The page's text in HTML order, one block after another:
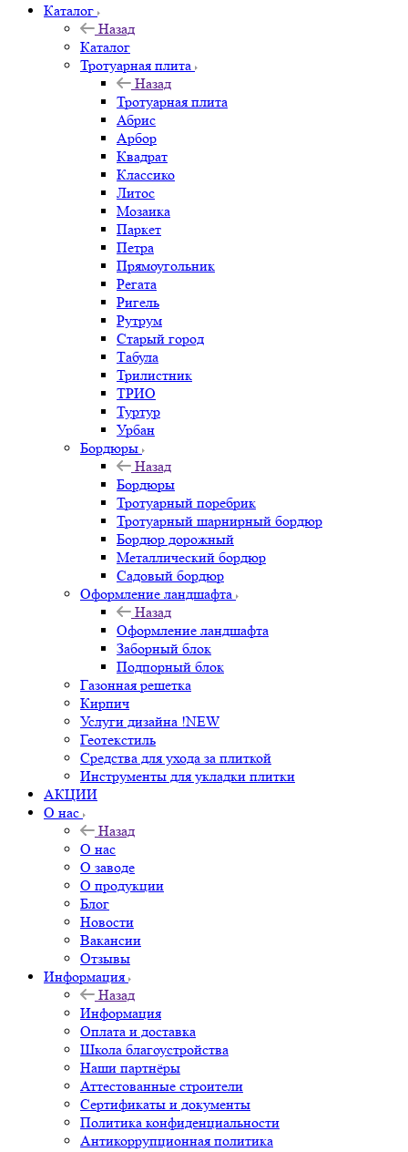
Каталог
Назад
Каталог
Тротуарная плита
Назад
Тротуарная плита
Абрис
Арбор
Квадрат
Классико
Литос
Мозаика
Паркет
Петра
Прямоугольник
Регата
Ригель
Рутрум
Старый город
Табула
Трилистник
ТРИО
Туртур
Урбан
Бордюры
Назад
Бордюры
Тротуарный поребрик
Тротуарный шарнирный бордюр
Бордюр дорожный
Металлический бордюр
Садовый бордюр
Оформление ландшафта
Назад
Оформление ландшафта
Заборный блок
Подпорный блок
Газонная решетка
Кирпич
Услуги дизайна !NEW
Геотекстиль
Средства для ухода за плиткой
Инструменты для укладки плитки
АКЦИИ
О нас
Назад
О нас
О заводе
О продукции
Блог
Новости
Вакансии
Отзывы
Информация
Назад
Информация
Оплата и доставка
Школа благоустройства
Наши партнёры
Аттестованные строители
Сертификаты и документы
Политика конфиденциальности
Антикоррупционная политика